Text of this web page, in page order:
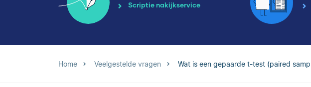
Scriptie nakijkservice
Home Veelgestelde vragen Wat is een gepaarde t-test (paired